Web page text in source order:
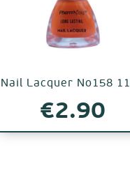
Nail Lacquer No158
€2.90